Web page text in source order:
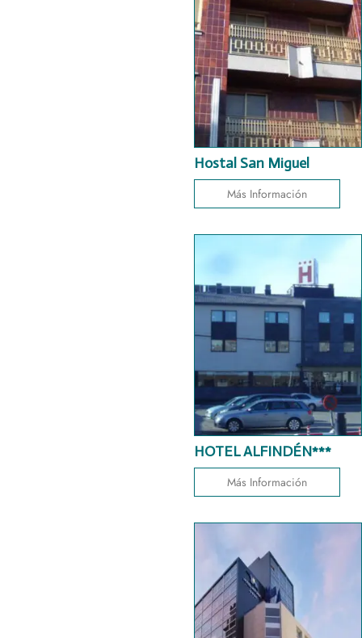
Hostal San Miguel
Más Información
HOTEL ALFINDÉN***
Más Información